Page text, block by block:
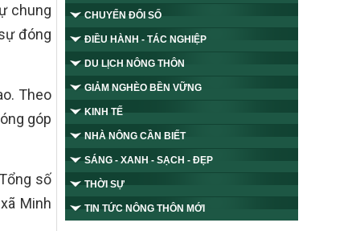
chung
đóng
Theo
góp
số
Minh
CHUYỂN ĐỔI SỐ
ĐIỀU HÀNH - TÁC NGHIỆP
DU LỊCH NÔNG THÔN
GIẢM NGHÈO BỀN VỮNG
KINH TẾ
NHÀ NÔNG CẦN BIẾT
SÁNG - XANH - SẠCH - ĐẸP
THỜI SỰ
TIN TỨC NÔNG THÔN MỚI